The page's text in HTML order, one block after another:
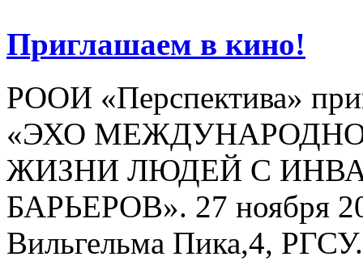
Приглашаем в кино!
РООИ «Перспектива»
«ЭХО
ЖИЗНИ ЛЮДЕЙ С
БАРЬЕРОВ». 27 ноября
Вильгельма Пика,4,